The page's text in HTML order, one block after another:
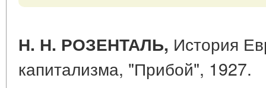
Н. Н. РОЗЕНТАЛЬ, История
капитализма, "Прибой", 1927.